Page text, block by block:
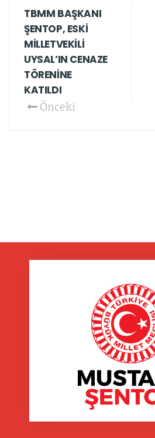
TBMM BAŞKANI
ŞENTOP, ESKİ
MİLLETVEKİLİ
UYSAL’IN CENAZE
TÖRENİNE
KATILDI
Önceki